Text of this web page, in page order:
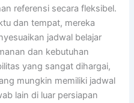
referensi secara fleksibel.
dan tempat, mereka
jadwal belajar
dan kebutuhan
yang sangat dihargai,
mungkin memiliki jadwal
lain di luar persiapan